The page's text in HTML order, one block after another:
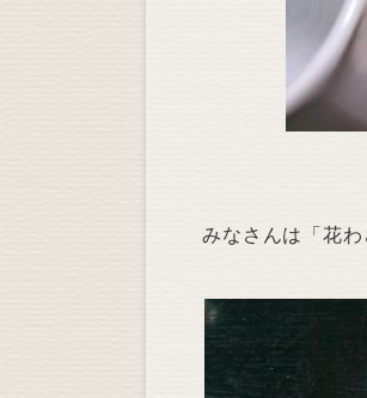
みなさんは「花わ